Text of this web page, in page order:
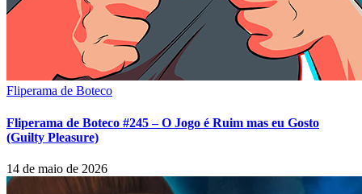
Fliperama de Boteco
Fliperama de Boteco #245 – O Jogo é Ruim mas eu Gosto
(Guilty Pleasure)
14 de maio de 2026